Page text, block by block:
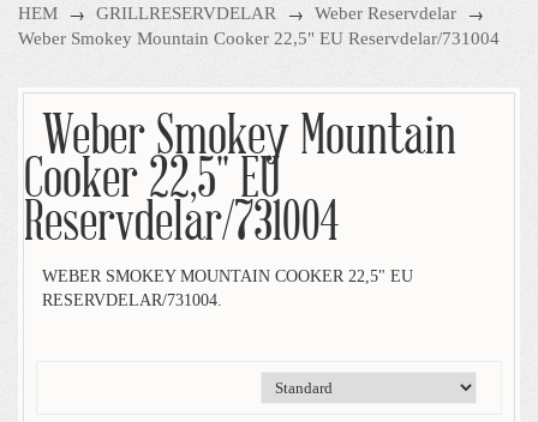
HEM → GRILLRESERVDELAR → Weber Reservdelar →
Weber Smokey Mountain Cooker 22,5" EU Reservdelar/731004
Weber Smokey Mountain
Cooker 22,5" EU
Reservdelar/731004
WEBER SMOKEY MOUNTAIN COOKER 22,5" EU
RESERVDELAR/731004.